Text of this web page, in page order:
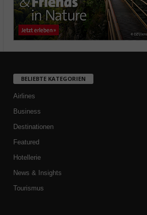
BELIEBTE KATEGORIEN
Airlines
Business
Destinationen
Featured
Hotellerie
News & Insights
Tourismus